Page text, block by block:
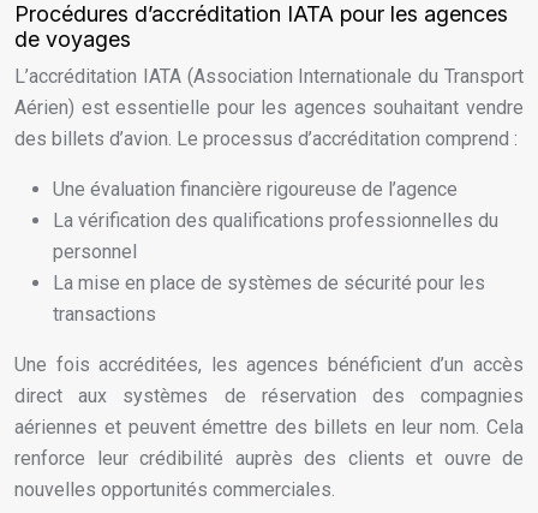
Procédures d’accréditation IATA pour les agences
de voyages
L’accréditation IATA (Association Internationale du Transport
Aérien) est essentielle pour les agences souhaitant vendre
des billets d’avion. Le processus d’accréditation comprend :
Une évaluation financière rigoureuse de l’agence
La vérification des qualifications professionnelles du
personnel
La mise en place de systèmes de sécurité pour les
transactions
Une fois accréditées, les agences bénéficient d’un accès
direct aux systèmes de réservation des compagnies
aériennes et peuvent émettre des billets en leur nom. Cela
renforce leur crédibilité auprès des clients et ouvre de
nouvelles opportunités commerciales.